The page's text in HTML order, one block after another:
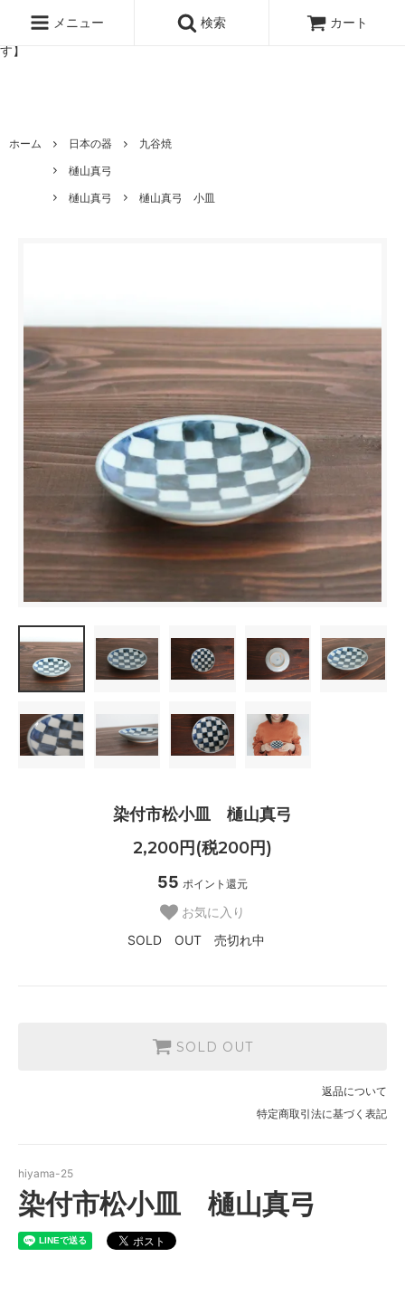
ッタのオンラインストア【アラビア,クイストゴーなどの北欧ヴィンテ
ージ食器,雅峰窯やソルテグラスジュエリーなどの作家の作品が並びま
す】
メニュー 検索 カート
ホーム 日本の器
九谷焼
樋山真弓
樋山真弓
樋山真弓 小皿
染付市松小皿 樋山真弓
2,200円(税200円)
55 ポイント還元
お気に入り
SOLD OUT 売切れ中
SOLD OUT
返品について
特定商取引法に基づく表記
hiyama-25
染付市松小皿 樋山真弓